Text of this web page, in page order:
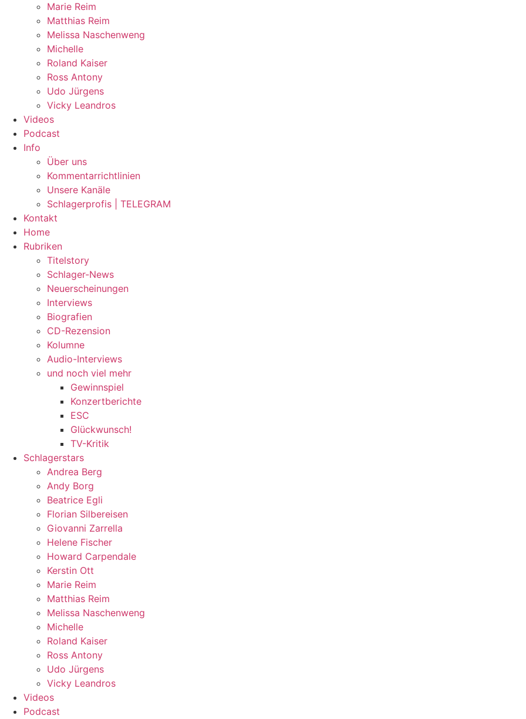
Marie Reim
Matthias Reim
Melissa Naschenweng
Michelle
Roland Kaiser
Ross Antony
Udo Jürgens
Vicky Leandros
Videos
Podcast
Info
Über uns
Kommentarrichtlinien
Unsere Kanäle
Schlagerprofis | TELEGRAM
Kontakt
Home
Rubriken
Titelstory
Schlager-News
Neuerscheinungen
Interviews
Biografien
CD-Rezension
Kolumne
Audio-Interviews
und noch viel mehr
Gewinnspiel
Konzertberichte
ESC
Glückwunsch!
TV-Kritik
Schlagerstars
Andrea Berg
Andy Borg
Beatrice Egli
Florian Silbereisen
Giovanni Zarrella
Helene Fischer
Howard Carpendale
Kerstin Ott
Marie Reim
Matthias Reim
Melissa Naschenweng
Michelle
Roland Kaiser
Ross Antony
Udo Jürgens
Vicky Leandros
Videos
Podcast